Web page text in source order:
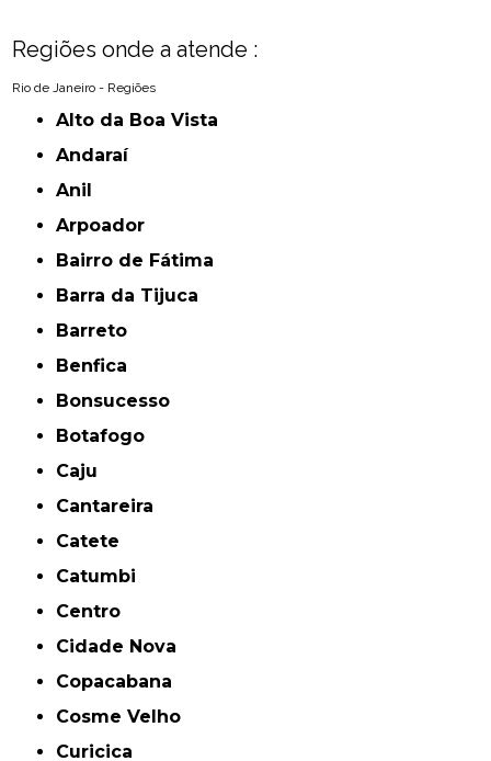
Regiões onde a atende :
Rio de Janeiro - Regiões
Alto da Boa Vista
Andaraí
Anil
Arpoador
Bairro de Fátima
Barra da Tijuca
Barreto
Benfica
Bonsucesso
Botafogo
Caju
Cantareira
Catete
Catumbi
Centro
Cidade Nova
Copacabana
Cosme Velho
Curicica